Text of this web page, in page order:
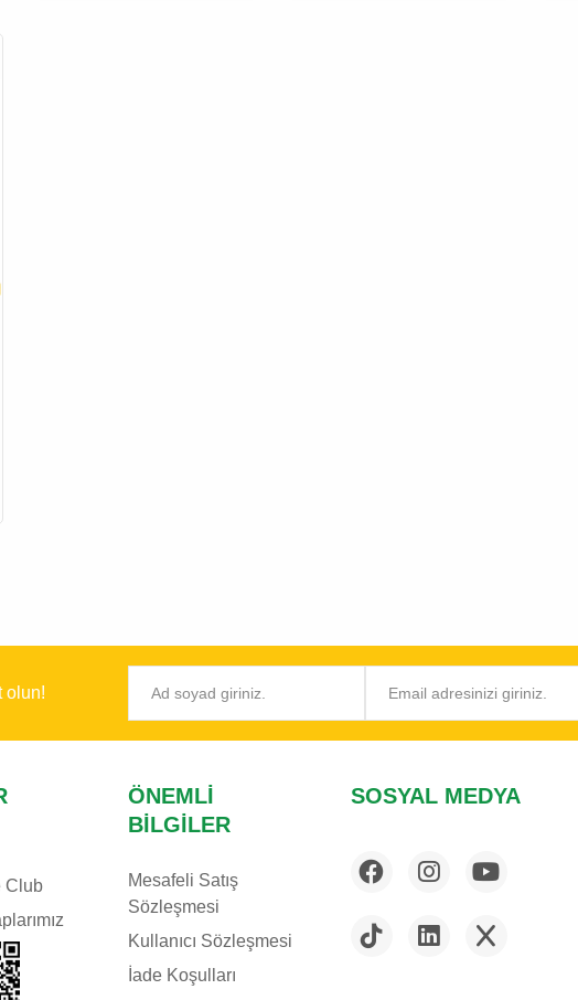
olun!
Club
ÖNEMLI
BILGILER
Mesafeli Satış
Sözleşmesi
Kullanıcı Sözleşmesi
İade Koşulları
SOSYAL MEDYA